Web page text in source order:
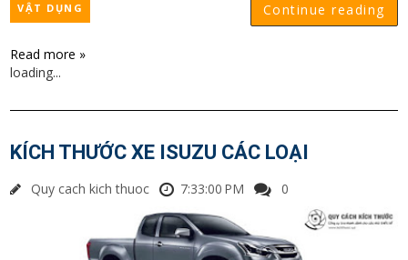
Continue reading
VẬT DỤNG
Read more »
loading...
KÍCH THƯỚC XE ISUZU CÁC LOẠI
Quy cach kich thuoc 7:33:00 PM 0